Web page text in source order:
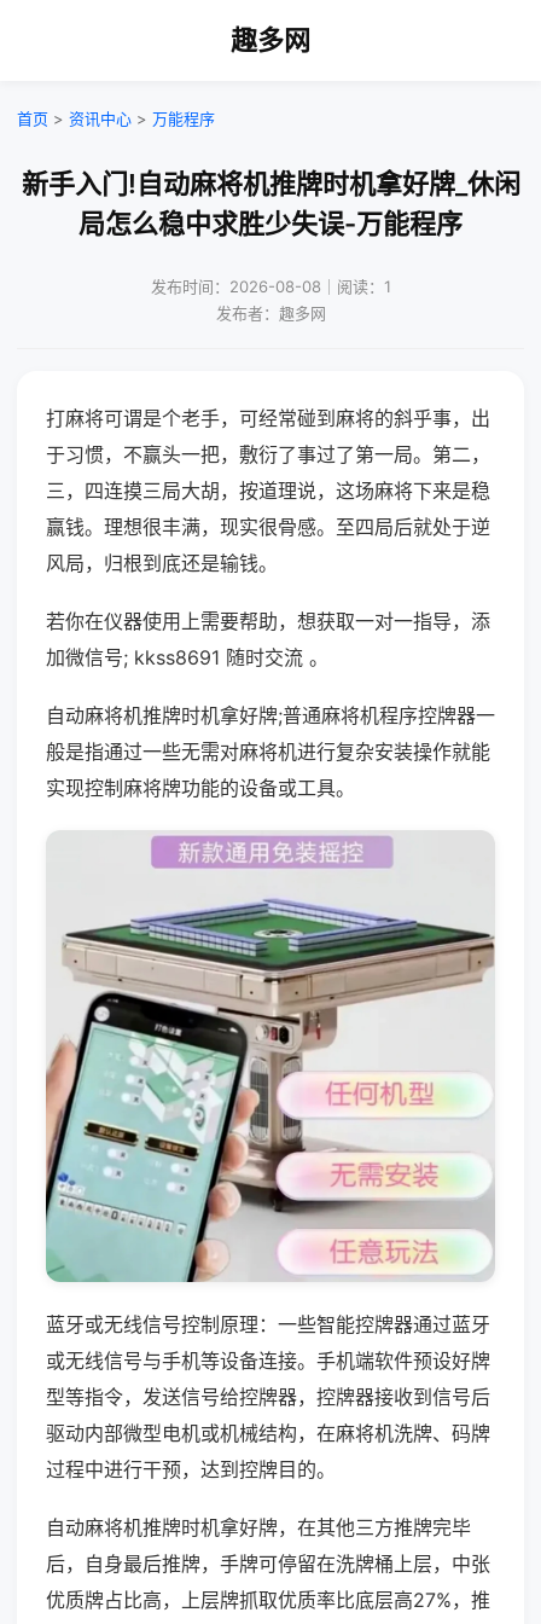
趣多网
首页 > 资讯中心 > 万能程序
新手入门!自动麻将机推牌时机拿好牌_休闲
局怎么稳中求胜少失误-万能程序
发布时间：2026-08-08｜阅读：1
发布者：趣多网
打麻将可谓是个老手，可经常碰到麻将的斜乎事，出
于习惯，不赢头一把，敷衍了事过了第一局。第二，
三，四连摸三局大胡，按道理说，这场麻将下来是稳
赢钱。理想很丰满，现实很骨感。至四局后就处于逆
风局，归根到底还是输钱。
若你在仪器使用上需要帮助，想获取一对一指导，添
加微信号; kkss8691 随时交流 。
自动麻将机推牌时机拿好牌;普通麻将机程序控牌器一
般是指通过一些无需对麻将机进行复杂安装操作就能
实现控制麻将牌功能的设备或工具。
蓝牙或无线信号控制原理：一些智能控牌器通过蓝牙
或无线信号与手机等设备连接。手机端软件预设好牌
型等指令，发送信号给控牌器，控牌器接收到信号后
驱动内部微型电机或机械结构，在麻将机洗牌、码牌
过程中进行干预，达到控牌目的。
自动麻将机推牌时机拿好牌，在其他三方推牌完毕
后，自身最后推牌，手牌可停留在洗牌桶上层，中张
优质牌占比高，上层牌抓取优质率比底层高27%，推